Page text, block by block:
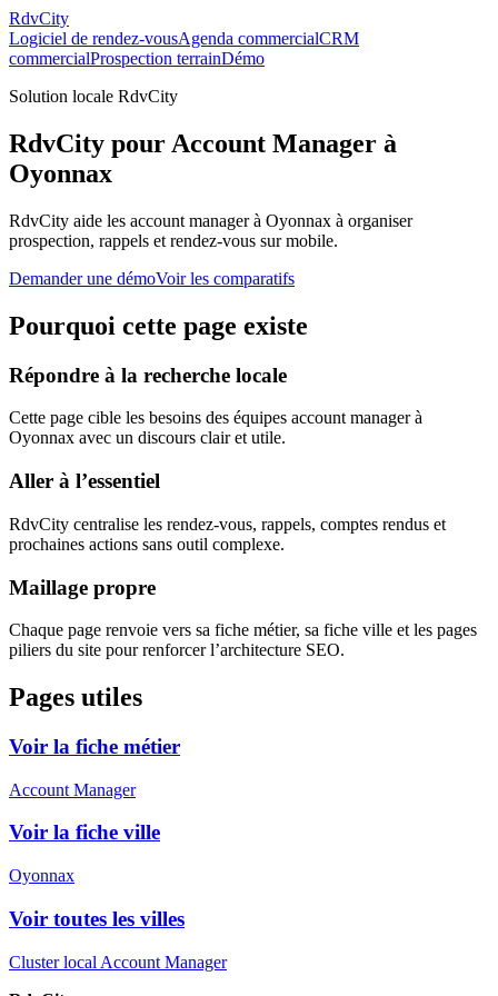
RdvCity
Logiciel de rendez-vousAgenda commercialCRM
commercialProspection terrainDémo
Solution locale RdvCity
RdvCity pour Account Manager à
Oyonnax
RdvCity aide les account manager à Oyonnax à organiser
prospection, rappels et rendez-vous sur mobile.
Demander une démoVoir les comparatifs
Pourquoi cette page existe
Répondre à la recherche locale
Cette page cible les besoins des équipes account manager à
Oyonnax avec un discours clair et utile.
Aller à l’essentiel
RdvCity centralise les rendez-vous, rappels, comptes rendus et
prochaines actions sans outil complexe.
Maillage propre
Chaque page renvoie vers sa fiche métier, sa fiche ville et les pages
piliers du site pour renforcer l’architecture SEO.
Pages utiles
Voir la fiche métier
Account Manager
Voir la fiche ville
Oyonnax
Voir toutes les villes
Cluster local Account Manager